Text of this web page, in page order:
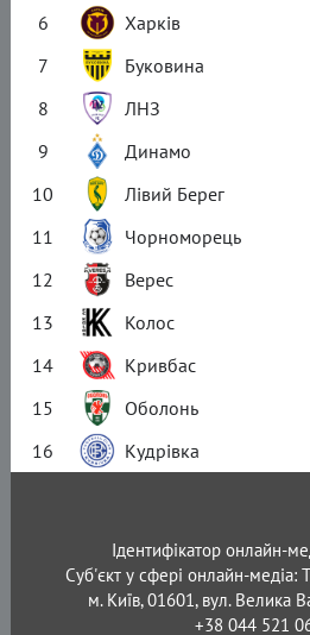
6
Харків
7
Буковина
8
ЛНЗ
9
Динамо
10
Лівий Берег
11
Чорноморець
12
Верес
13
Колос
14
Кривбас
15
Оболонь
16
Кудрівка
Ідентифікатор онлайн-
Суб'єкт у сфері онлайн-медіа:
м. Київ, 01601, вул. Велика
+38 044 521